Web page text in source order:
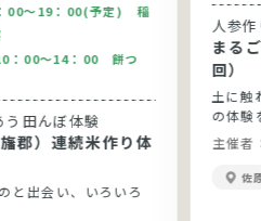
00～19：00(予定) 稲
：00～14：00 餅つ
う田んぼ体験
郡）連続米作り体
と出会い、いろいろ
人参
まる
回）
土に触
の体験
主催者
佐